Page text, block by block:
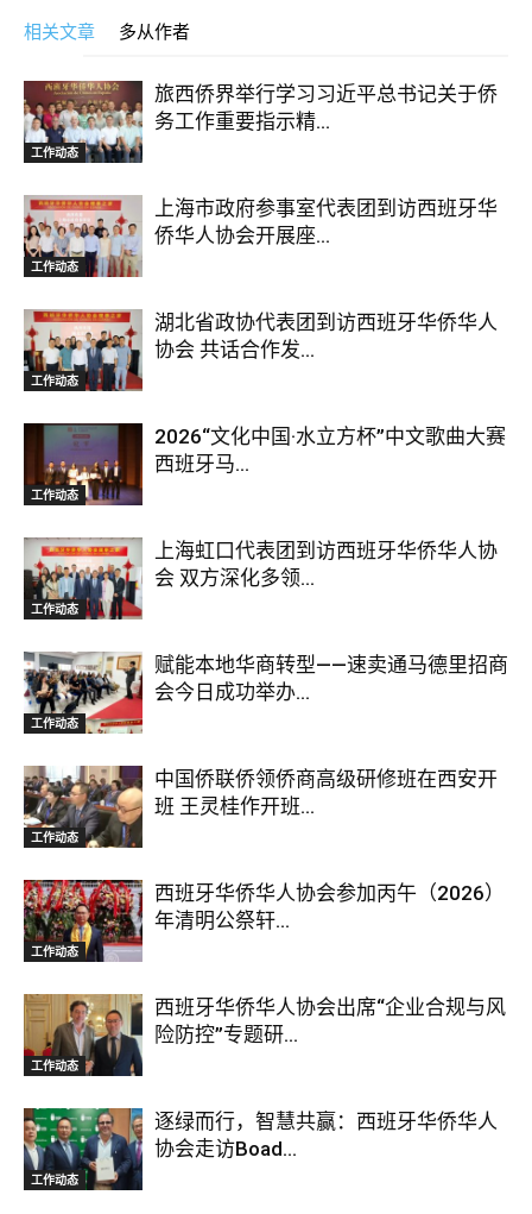
相关文章 多从作者
工作动态
旅西侨界举行学习习近平总书记关于侨
务工作重要指示精...
工作动态
上海市政府参事室代表团到访西班牙华
侨华人协会开展座...
工作动态
湖北省政协代表团到访西班牙华侨华人
协会 共话合作发...
工作动态
2026“文化中国·水立方杯”中文歌曲大赛
西班牙马...
工作动态
上海虹口代表团到访西班牙华侨华人协
会 双方深化多领...
工作动态
赋能本地华商转型——速卖通马德里招商
会今日成功举办...
工作动态
中国侨联侨领侨商高级研修班在西安开
班 王灵桂作开班...
工作动态
西班牙华侨华人协会参加丙午（2026）
年清明公祭轩...
工作动态
西班牙华侨华人协会出席“企业合规与风
险防控”专题研...
工作动态
逐绿而行，智慧共赢：西班牙华侨华人
协会走访Boad...